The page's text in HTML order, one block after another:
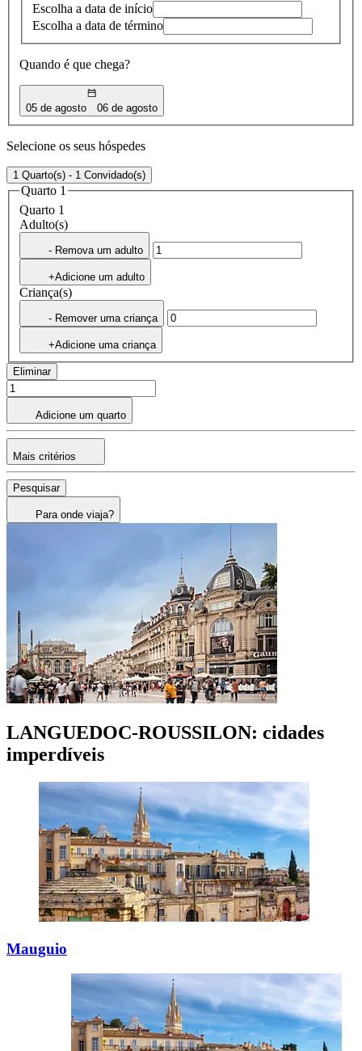
Escolha a data de início
Escolha a data de término
Quando é que chega?
05 de agosto 06 de agosto
Selecione os seus hóspedes
1 Quarto(s) - 1 Convidado(s)
Quarto 1
Quarto 1
Adulto(s)
- Remova um adulto
+Adicione um adulto
Criança(s)
- Remover uma criança
+Adicione uma criança
Eliminar
Adicione um quarto
Mais critérios
Pesquisar
Para onde viaja?
LANGUEDOC-ROUSSILON: cidades
imperdíveis
Mauguio